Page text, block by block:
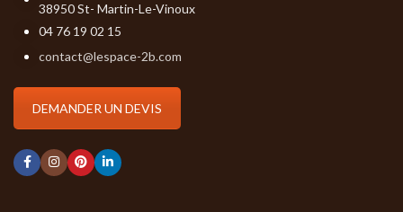
38950 St- Martin-Le-Vinoux
04 76 19 02 15
contact@lespace-2b.com
DEMANDER UN DEVIS